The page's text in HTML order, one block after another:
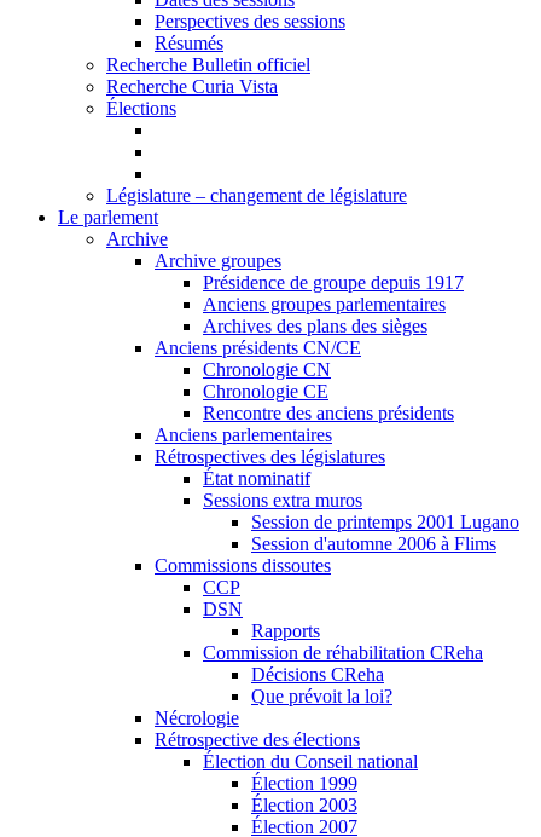
Perspectives des sessions
Résumés
Recherche Bulletin officiel
Recherche Curia Vista
Élections
Législature – changement de législature
Le parlement
Archive
Archive groupes
Présidence de groupe depuis 1917
Anciens groupes parlementaires
Archives des plans des sièges
Anciens présidents CN/CE
Chronologie CN
Chronologie CE
Rencontre des anciens présidents
Anciens parlementaires
Rétrospectives des législatures
État nominatif
Sessions extra muros
Session de printemps 2001 Lugano
Session d'automne 2006 à Flims
Commissions dissoutes
CCP
DSN
Rapports
Commission de réhabilitation CReha
Décisions CReha
Que prévoit la loi?
Nécrologie
Rétrospective des élections
Élection du Conseil national
Élection 1999
Élection 2003
Élection 2007